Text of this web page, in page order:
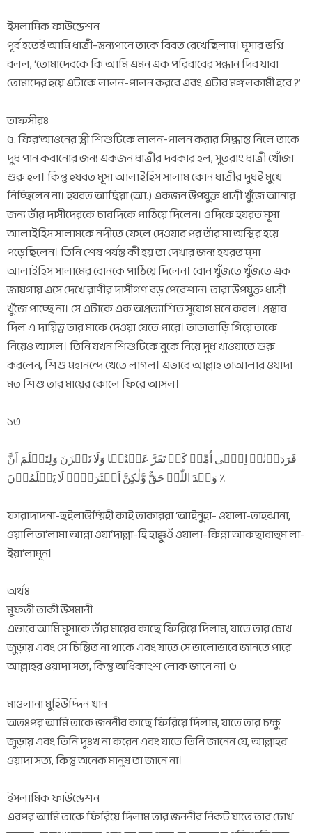
ইসলামিক ফাউন্ডেশন
পূর্ব হতেই আমি ধাত্রী-স্তন্যপানে তাকে বিরত রেখেছিলাম। মূসার ভগ্নি
বলল, ‘তোমাদেরকে কি আমি এমন এক পরিবারের সন্ধান দিব যারা
তোমাদের হয়ে এটাকে লালন-পালন করবে এবং এটার মঙ্গলকামী হবে ?’
তাফসীরঃ
৫. ফির‘আওনের স্ত্রী শিশুটিকে লালন-পালন করার সিদ্ধান্ত নিলে তাকে
দুধ পান করানোর জন্য একজন ধাত্রীর দরকার হল, সুতরাং ধাত্রী খোঁজা
শুরু হল। কিন্তু হযরত মূসা আলাইহিস সালাম কোন ধাত্রীর দুধই মুখে
নিচ্ছিলেন না। হযরত আছিয়া (আ.) একজন উপযুক্ত ধাত্রী খুঁজে আনার
জন্য তাঁর দাসীদেরকে চারদিকে পাঠিয়ে দিলেন। ওদিকে হযরত মূসা
আলাইহিস সালামকে নদীতে ফেলে দেওয়ার পর তাঁর মা অস্থির হয়ে
পড়েছিলেন। তিনি শেষ পর্যন্ত কী হয় তা দেখার জন্য হযরত মূসা
আলাইহিস সালামের বোনকে পাঠিয়ে দিলেন। বোন খুঁজতে খুঁজতে এক
জায়গায় এসে দেখে রাণীর দাসীগণ বড় পেরেশান। তারা উপযুক্ত ধাত্রী
খুঁজে পাচ্ছে না। সে এটাকে এক অপ্রত্যাশিত সুযোগ মনে করল। প্রস্তাব
দিল এ দায়িত্ব তার মাকে দেওয়া যেতে পারে। তাড়াতাড়ি গিয়ে তাকে
নিয়েও আসল। তিনি যখন শিশুটিকে বুকে নিয়ে দুধ খাওয়াতে শুরু
করলেন, শিশু মহানন্দে খেতে লাগল। এভাবে আল্লাহ তাআলার ওয়াদা
মত শিশু তার মায়ের কোলে ফিরে আসল।
১৩
فَرَدَدۡنٰہُ اِلٰۤی اُمِّہٖ کَیۡ تَقَرَّ عَیۡنُہَا وَلَا تَحۡزَنَ وَلِتَعۡلَمَ اَنَّ
وَعۡدَ اللّٰہِ حَقٌّ وَّلٰکِنَّ اَکۡثَرَہُمۡ لَا یَعۡلَمُوۡنَ ٪
ফারাদাদনা-হুইলাউম্মিহী কাই তাকাররা ‘আইনুহা- ওয়ালা-তাহঝানা,
ওয়ালিতা‘লামা আন্না ওয়া‘দাল্লা-হি হাক্কুওঁ ওয়ালা-কিন্না আকছারাহুম লা-
ইয়া‘লামূন।
অর্থঃ
মুফতী তাকী উসমানী
এভাবে আমি মূসাকে তাঁর মায়ের কাছে ফিরিয়ে দিলাম, যাতে তার চোখ
জুড়ায় এবং সে চিন্তিত না থাকে এবং যাতে সে ভালোভাবে জানতে পারে
আল্লাহর ওয়াদা সত্য, কিন্তু অধিকাংশ লোক জানে না। ৬
মাওলানা মুহিউদ্দিন খান
অতঃপর আমি তাকে জননীর কাছে ফিরিয়ে দিলাম, যাতে তার চক্ষু
জুড়ায় এবং তিনি দুঃখ না করেন এবং যাতে তিনি জানেন যে, আল্লাহর
ওয়াদা সত্য, কিন্তু অনেক মানুষ তা জানে না।
ইসলামিক ফাউন্ডেশন
এরপর আমি তাকে ফিরিয়ে দিলাম তার জননীর নিকট যাতে তার চোখ